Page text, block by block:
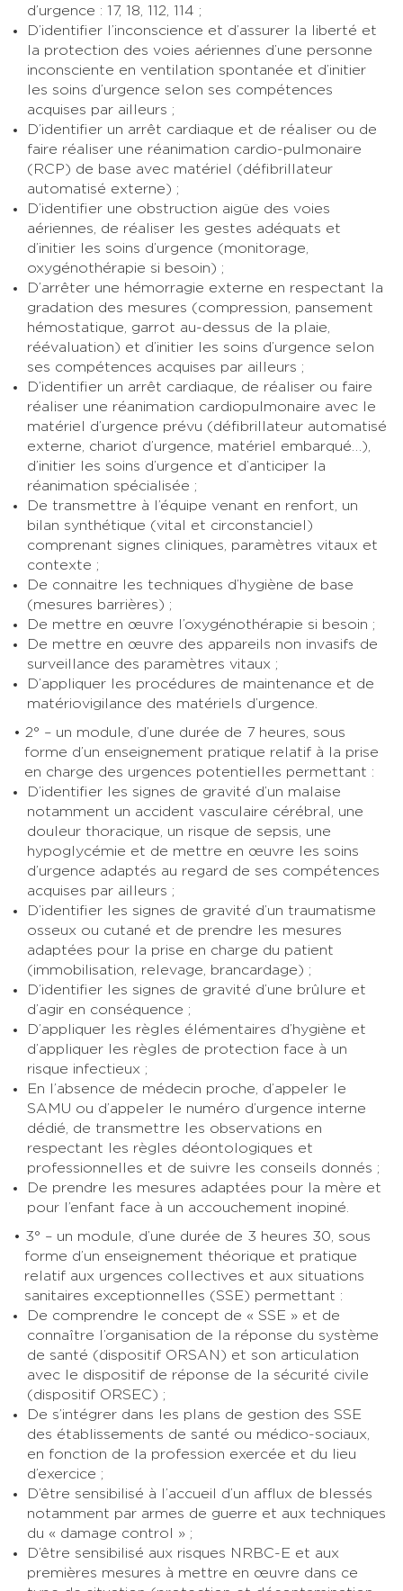
d’urgence : 17, 18, 112, 114 ;
D’identifier l’inconscience et d’assurer la liberté et
la protection des voies aériennes d’une personne
inconsciente en ventilation spontanée et d’initier
les soins d’urgence selon ses compétences
acquises par ailleurs ;
D’identifier un arrêt cardiaque et de réaliser ou de
faire réaliser une réanimation cardio-pulmonaire
(RCP) de base avec matériel (défibrillateur
automatisé externe) ;
D’identifier une obstruction aigüe des voies
aériennes, de réaliser les gestes adéquats et
d’initier les soins d’urgence (monitorage,
oxygénothérapie si besoin) ;
D’arrêter une hémorragie externe en respectant la
gradation des mesures (compression, pansement
hémostatique, garrot au-dessus de la plaie,
réévaluation) et d’initier les soins d’urgence selon
ses compétences acquises par ailleurs ;
D’identifier un arrêt cardiaque, de réaliser ou faire
réaliser une réanimation cardiopulmonaire avec le
matériel d’urgence prévu (défibrillateur automatisé
externe, chariot d’urgence, matériel embarqué…),
d’initier les soins d’urgence et d’anticiper la
réanimation spécialisée ;
De transmettre à l’équipe venant en renfort, un
bilan synthétique (vital et circonstanciel)
comprenant signes cliniques, paramètres vitaux et
contexte ;
De connaitre les techniques d’hygiène de base
(mesures barrières) ;
De mettre en œuvre l’oxygénothérapie si besoin ;
De mettre en œuvre des appareils non invasifs de
surveillance des paramètres vitaux ;
D’appliquer les procédures de maintenance et de
matériovigilance des matériels d’urgence.
2° – un module, d’une durée de 7 heures, sous
forme d’un enseignement pratique relatif à la prise
en charge des urgences potentielles permettant :
D’identifier les signes de gravité d’un malaise
notamment un accident vasculaire cérébral, une
douleur thoracique, un risque de sepsis, une
hypoglycémie et de mettre en œuvre les soins
d’urgence adaptés au regard de ses compétences
acquises par ailleurs ;
D’identifier les signes de gravité d’un traumatisme
osseux ou cutané et de prendre les mesures
adaptées pour la prise en charge du patient
(immobilisation, relevage, brancardage) ;
D’identifier les signes de gravité d’une brûlure et
d’agir en conséquence ;
D’appliquer les règles élémentaires d’hygiène et
d’appliquer les règles de protection face à un
risque infectieux ;
En l’absence de médecin proche, d’appeler le
SAMU ou d’appeler le numéro d’urgence interne
dédié, de transmettre les observations en
respectant les règles déontologiques et
professionnelles et de suivre les conseils donnés ;
De prendre les mesures adaptées pour la mère et
pour l’enfant face à un accouchement inopiné.
3° – un module, d’une durée de 3 heures 30, sous
forme d’un enseignement théorique et pratique
relatif aux urgences collectives et aux situations
sanitaires exceptionnelles (SSE) permettant :
De comprendre le concept de « SSE » et de
connaître l’organisation de la réponse du système
de santé (dispositif ORSAN) et son articulation
avec le dispositif de réponse de la sécurité civile
(dispositif ORSEC) ;
De s’intégrer dans les plans de gestion des SSE
des établissements de santé ou médico-sociaux,
en fonction de la profession exercée et du lieu
d’exercice ;
D’être sensibilisé à l’accueil d’un afflux de blessés
notamment par armes de guerre et aux techniques
du « damage control » ;
D’être sensibilisé aux risques NRBC-E et aux
premières mesures à mettre en œuvre dans ce